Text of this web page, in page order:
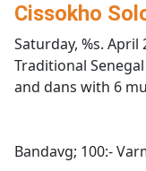
Cissokho
Saturday, %s. April
Traditional
and dans with 6
Bandavg; 100:-